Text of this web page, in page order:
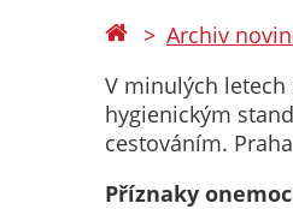
Archiv
V minulých letech
hygienickým
cestováním.
Příznaky